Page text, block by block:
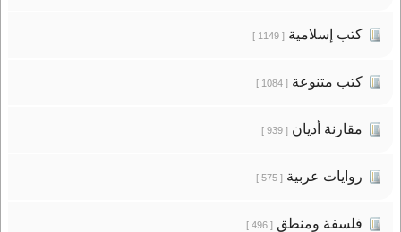
كتب إسلامية[ 1149 ]
كتب متنوعة[ 1084 ]
مقارنة أديان[ 939 ]
روايات عربية[ 575 ]
فلسفة ومنطق[ 496 ]